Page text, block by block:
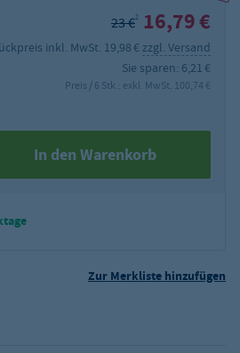
23 €2 16,79 €
inkl. MwSt. 19,98 € zzgl. Versand
Sie sparen: 6,21 €
Preis / 6 Stk.: exkl. MwSt. 100,74 €
In den Warenkorb
Zur Merkliste hinzufügen